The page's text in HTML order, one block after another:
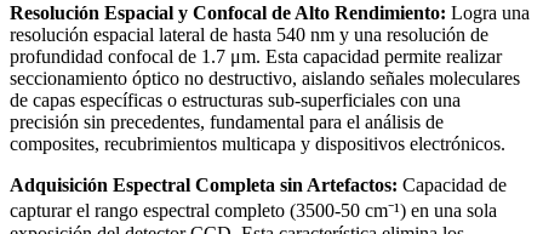
Resolución Espacial y Confocal de Alto Rendimiento: Logra una
resolución espacial lateral de hasta 540 nm y una resolución de
profundidad confocal de 1.7 μm. Esta capacidad permite realizar
seccionamiento óptico no destructivo, aislando señales moleculares
de capas específicas o estructuras sub-superficiales con una
precisión sin precedentes, fundamental para el análisis de
composites, recubrimientos multicapa y dispositivos electrónicos.
Adquisición Espectral Completa sin Artefactos: Capacidad de
capturar el rango espectral completo (3500-50 cm⁻¹) en una sola